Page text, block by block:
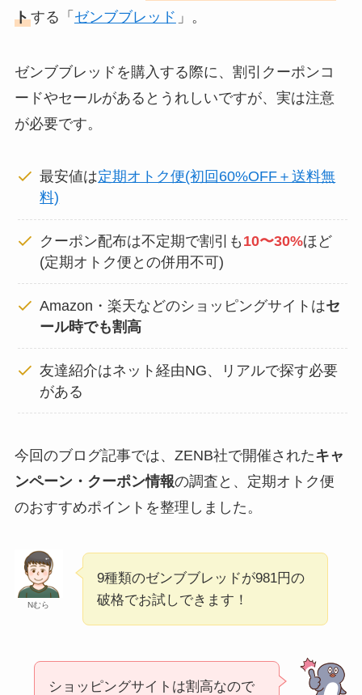
トする「 ゼンブブレッド 」。
ゼンブブレッドを購入する際に、割引クーポンコ
ードやセールがあるとうれしいですが、実は注意
が必要です。
最安値は定期オトク便(初回60%OFF＋送料無
料)
クーポン配布は不定期で割引も 10〜30%ほど
(定期オトク便との併用不可)
Amazon・楽天などのショッピングサイトはセ
ール時でも割高
友達紹介はネット経由NG、リアルで探す必要
がある
今回のブログ記事では、ZENB社で開催されたキャ
ンペーン・クーポン情報の調査と、定期オトク便
のおすすめポイントを整理しました。
Nむら
9種類のゼンブブレッドが981円の
破格でお試しできます！
ショッピングサイトは割高なので